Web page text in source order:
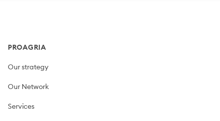
PROAGRIA
Our strategy
Our Network
Services